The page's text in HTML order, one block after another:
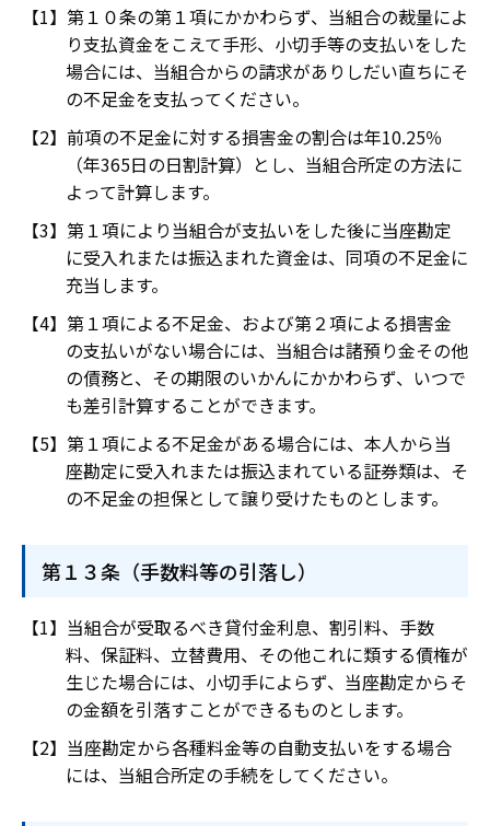
第１０条の第１項にかかわらず、当組合の裁量によ
り支払資金をこえて手形、小切手等の支払いをした
場合には、当組合からの請求がありしだい直ちにそ
の不足金を支払ってください。
前項の不足金に対する損害金の割合は年10.25％
（年365日の日割計算）とし、当組合所定の方法に
よって計算します。
第１項により当組合が支払いをした後に当座勘定
に受入れまたは振込まれた資金は、同項の不足金に
充当します。
第１項による不足金、および第２項による損害金
の支払いがない場合には、当組合は諸預り金その他
の債務と、その期限のいかんにかかわらず、いつで
も差引計算することができます。
第１項による不足金がある場合には、本人から当
座勘定に受入れまたは振込まれている証券類は、そ
の不足金の担保として譲り受けたものとします。
第１３条（手数料等の引落し）
当組合が受取るべき貸付金利息、割引料、手数
料、保証料、立替費用、その他これに類する債権が
生じた場合には、小切手によらず、当座勘定からそ
の金額を引落すことができるものとします。
当座勘定から各種料金等の自動支払いをする場合
には、当組合所定の手続をしてください。